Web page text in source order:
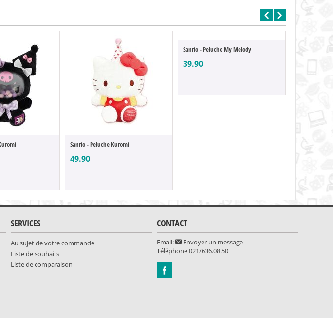
Sanrio - Peluche Kuromi
49.90
Sanrio - Peluche My Melody
39.90
Sanrio -
SERVICES
Au sujet de votre commande
Liste de souhaits
Liste de comparaison
CONTACT
Email:
Envoyer un message
Téléphone021/636.08.50